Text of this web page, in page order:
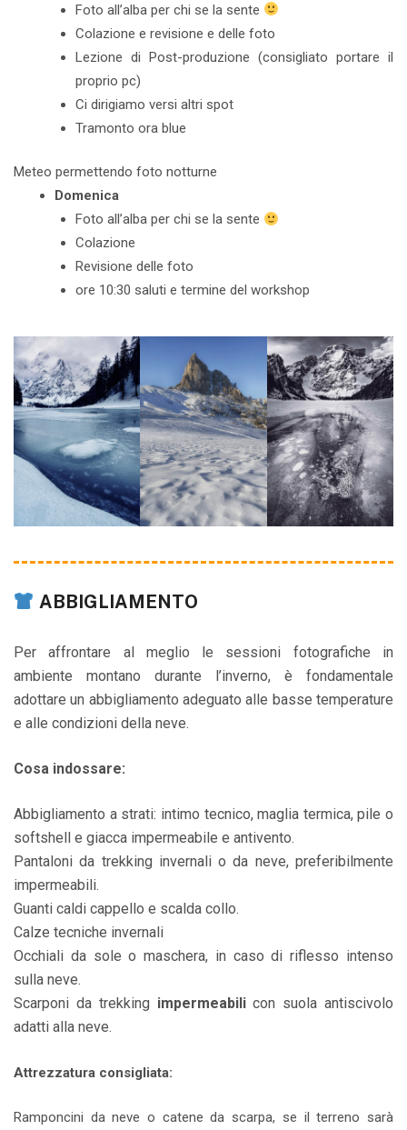
Foto all’alba per chi se la sente
Colazione e revisione e delle foto
Lezione di Post-produzione (consigliato portare il
proprio pc)
Ci dirigiamo versi altri spot
Tramonto ora blue
Meteo permettendo foto notturne
Domenica
Foto all’alba per chi se la sente
Colazione
Revisione delle foto
ore 10:30 saluti e termine del workshop
ABBIGLIAMENTO
Per affrontare al meglio le sessioni fotografiche in
ambiente montano durante l’inverno, è fondamentale
adottare un abbigliamento adeguato alle basse temperature
e alle condizioni della neve.
Cosa indossare:
Abbigliamento a strati: intimo tecnico, maglia termica, pile o
softshell e giacca impermeabile e antivento.
Pantaloni da trekking invernali o da neve, preferibilmente
impermeabili.
Guanti caldi cappello e scalda collo.
Calze tecniche invernali
Occhiali da sole o maschera, in caso di riflesso intenso
sulla neve.
Scarponi da trekking impermeabilicon suola antiscivolo
adatti alla neve.
Attrezzatura consigliata:
Ramponcini da neve o catene da scarpa, se il terreno sarà